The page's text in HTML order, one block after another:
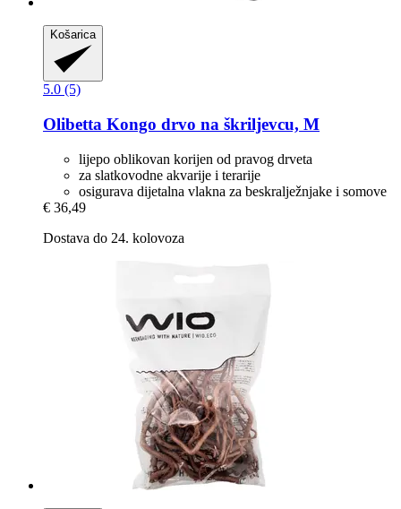
Košarica
5.0 (5)
Olibetta Kongo drvo na škriljevcu, M
lijepo oblikovan korijen od pravog drveta
za slatkovodne akvarije i terarije
osigurava dijetalna vlakna za beskralježnjake i somove
€ 36,49
Dostava do 24. kolovoza